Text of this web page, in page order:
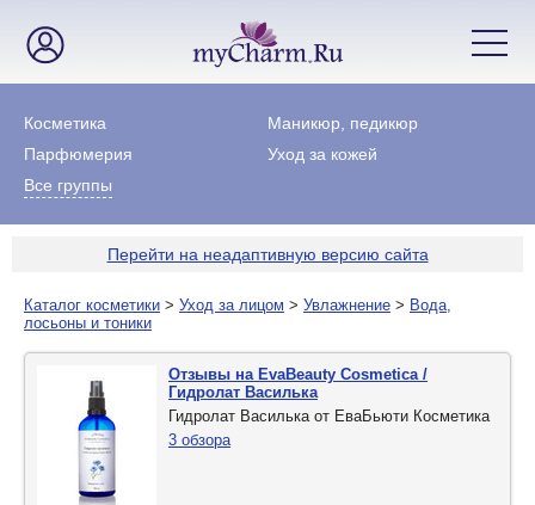
Косметика
Маникюр, педикюр
Парфюмерия
Уход за кожей
Все группы
Перейти на неадаптивную версию сайта
Каталог косметики > Уход за лицом > Увлажнение > Вода,
лосьоны и тоники
Отзывы на EvaBeauty Cosmetica /
Гидролат Василька
Гидролат Василька от ЕваБьюти Косметика
3 обзора